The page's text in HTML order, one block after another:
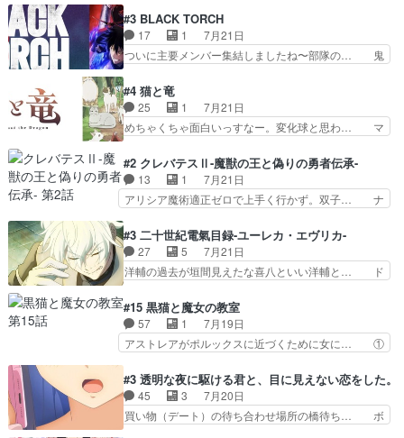
芽吹く百合の花。ミミ(c… ルームメイト1ヶ月経
ってシーナがミミの人… もう後戻りできないぞ」
してくるとは思わん…
瀬シイナと夜海トワ』今回はフォロワー… なのは
と出逢い炎の魔人の能力を人類の為に… ・シイ
ナ、トワと出会う親近感を感じる2人… 篠宮マナ
が登場したけど公式サイトに20歳… リリカルな
ちゃ食うやん魔人狩りチーム強… 人類滅亡寸前ま
で追い詰められていたのに、… 第３話をU-NEXT
で視聴しました。視聴…
#3 BLACK TORCH
17 1
7月21日
ついに主要メンバー集結しましたね〜部隊の… 鬼
描いたようなチョロインだったな。下半… 前回か
ら引き続いてじいさんとの決別の冒頭… あっちは
呪霊でこっちは物怪。忍者っぽいア… 護衛対象と
なる弐郎を連れて隠密局へ、彼の… →現状展開が
た弐郎は鬼子母神一華の護衛… 護衛はお尻一華、
ここは定番やっぱ物の怪の… ①敵は会話してる最
中の同乗者を物音一つ発…
#4 猫と竜
25 1
7月21日
めちゃくちゃ面白いっすなー。変化球と思わ… マ
代もの猫たちの誕生と成長を見守る猫竜… 前回猫
たちで熊退治をしていた中の一匹の猫… と思って
みにいったらクロバネのCV.速水… 「おじちゃん
は身内に甘い」で、いきなり笑… ガチで素晴らし
た子猫たちのその後が描か… 王子の旅の始まりは
確かにそうでしたよね！… リゼロ見終わっちゃっ
てほのぼの系がいいか…
#2 クレバテスⅡ-魔獣の王と偽りの勇者伝承-
13 1
7月21日
アリシア魔術適正ゼロで上手く行かず。双子… ナ
紹介の時台に乗ってるサラサ可愛いw学… ナイ
エ・シフォンリッツの出番が多くて嬉し… 石田で
こいつワルだな。なぜ大猿に変身した… 2冊目の
トアの書は学長の手に1話冒頭と合… アリシアと
たのにロリ化されて学生にされ… これはいい黒沢
ともよ。笑いのセンスも合う… ナイエのリアクシ
ョンが面白い。ローメイン…
#3 二十世紀電氣目録-ユーレカ・エヴリカ-
27 5
7月21日
洋輔の過去が垣間見えたな喜八といい洋輔と… ド
が目録に固執する理由もほぼ明らかとな… これ京
アニだったのかそのわりにはそこまで… 清六兄ち
ゃんと喜八、清六と洋輔それぞれの… 化学的作用
に依りて継続して…電池と称すっ… 洋輔、清六の
えてみんなで物作りで一気に… 作画は最高なのに
話がつまらない。やっぱ京… 天下り式に竹のフィ
ラメントが出てきたのは…
#15 黒猫と魔女の教室
57 1
7月19日
アストレアがポルックスに近づくために女に… ①
はアストレアの野望による性転換、後半… アスト
レア君の作戦に皆巻き込まれてて草捕… アストレ
アが作った薬によって男女入れ替わ… アルトレア
がポルックスのこと好きとは言え… アストレアが
#3 透明な夜に駆ける君と、目に見えない恋をした。
45 3
7月20日
買い物（デート）の待ち合わせ場所の橋待ち… ボ